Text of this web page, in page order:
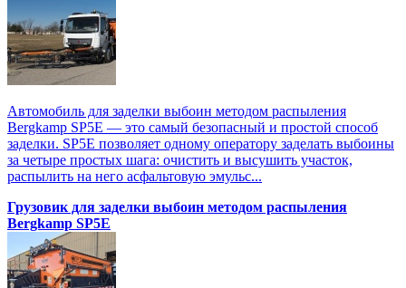
Автомобиль для заделки выбоин методом распыления
Bergkamp SP5E — это самый безопасный и простой способ
заделки. SP5E позволяет одному оператору заделать выбоины
за четыре простых шага: очистить и высушить участок,
распылить на него асфальтовую эмульс...
Грузовик для заделки выбоин методом распыления
Bergkamp SP5E